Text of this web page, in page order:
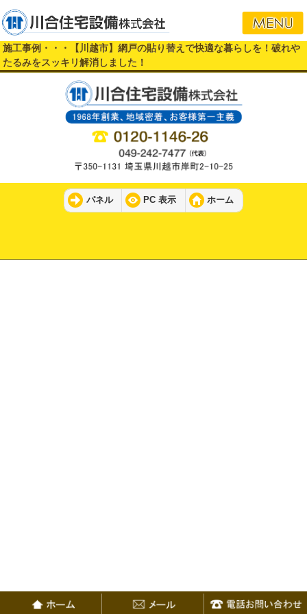
施工事例・・・【川越市】網戸の貼り替えで快適な暮らしを！破れや
たるみをスッキリ解消しました！
パネル PC 表示 ホーム